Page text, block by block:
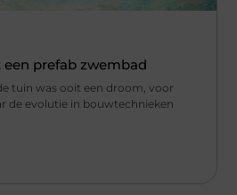
prefab zwembad
tuin was ooit een droom, voor
de evolutie in bouwtechnieken